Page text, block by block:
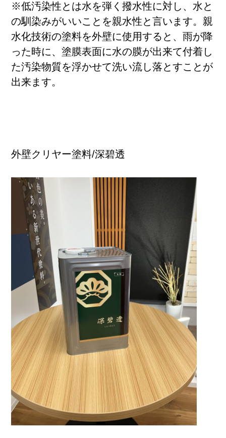
お気軽にお問い合わせ下さい！
0120-963-324
営業時間 9:00 ~ 19:00
※低汚染性とは水を弾く撥水性に対し、水と
の馴染みがいいことを親水性と言います。親
水化技術の塗料を外壁に使用すると、雨が降
った時に、塗膜表面に水の膜が出来て付着し
た汚染物質を浮かせて洗い流し落とすことが
出来ます。
外壁クリヤー塗料/深碧透